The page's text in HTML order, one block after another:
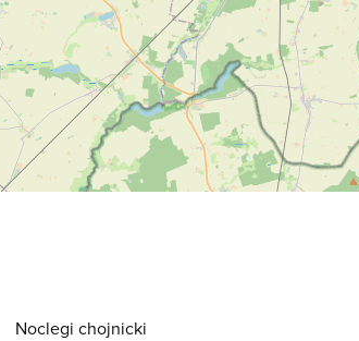
Noclegi chojnicki